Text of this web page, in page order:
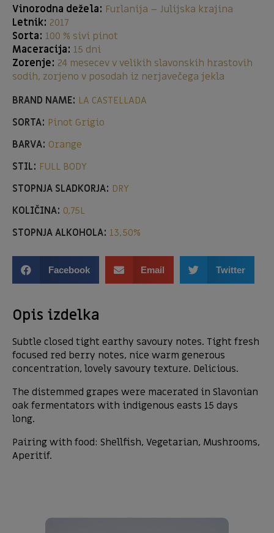
Vinorodna dežela: Furlanija – Julijska krajina
Letnik: 2017
Sorta: 100 % sivi pinot
Maceracija: 15 dni
Zorenje: 24 mesecev v velikih slavonskih hrastovih
sodih, zorjeno v posodah iz nerjavečega jekla
BRAND NAME: LA CASTELLADA
SORTA: Pinot Grigio
BARVA: Orange
STIL: FULL BODY
STOPNJA SLADKORJA: DRY
KOLIČINA: 0,75L
STOPNJA ALKOHOLA: 13,50%
Facebook Email Twitter
Opis izdelka
Subtle closed tight earthy savoury notes. Tight fresh
focused red berry notes, nice warm generous
concentration, lovely savoury texture. Delicious.
The distemmed grapes were macerated in Slavonian
oak fermentators with indigenous easts 15 days
long.
Pairing with food: Shellfish, Vegetarian, Mushrooms,
Aperitif.